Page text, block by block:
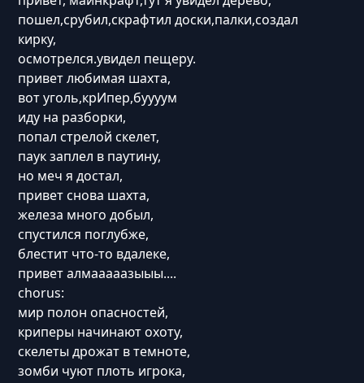
пошел,срубил,скрафтил доски,палки,создал
кирку,
осмотрелся.увидел пещеру.
привет любимая шахта,
вот уголь,крИпер,буууум
иду на разборки,
попал стрелой скелет,
паук заплел в паутину,
но меч я достал,
привет снова шахта,
железа много добыл,
спустился поглубже,
блестит что-то вдалеке,
привет алмааааазыыы....
chorus:
мир полон опасностей,
криперы начинают охоту,
скелеты дрожат в темноте,
зомби чуют плоть игрока,